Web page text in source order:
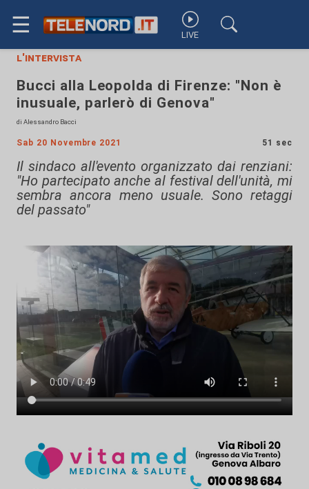
☰ LIVE
l'intervista
Bucci alla Leopolda di Firenze: "Non è
inusuale, parlerò di Genova"
di Alessandro Bacci
Sab 20 Novembre 2021 51 sec
Il sindaco all'evento organizzato dai renziani:
"Ho partecipato anche al festival dell'unità, mi
sembra ancora meno usuale. Sono retaggi
del passato"